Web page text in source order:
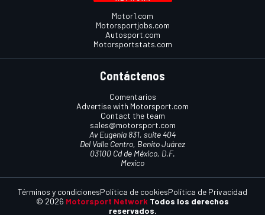
Motor1.com
Motorsportjobs.com
Autosport.com
Motorsportstats.com
Contáctenos
Comentarios
Advertise with Motorsport.com
Contact the team
sales@motorsport.com
Av Eugenia 831, suite 404
Del Valle Centro, Benito Juárez
03100 Cd de México, D.F.
Mexico
© 2026 Motorsport Network Todos los derechos
reservados.
Términos y condicionesPolítica de cookiesPolítica de Privacidad